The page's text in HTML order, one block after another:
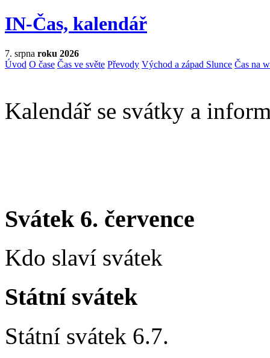
IN-Čas, kalendář
7. srpna roku 2026
Úvod O čase Čas ve světe Převody Východ a západ Slunce Čas na
Kalendář se svátky a
Svátek 6. července
Kdo slaví svátek
Státní svátek
Státní svátek 6.7.